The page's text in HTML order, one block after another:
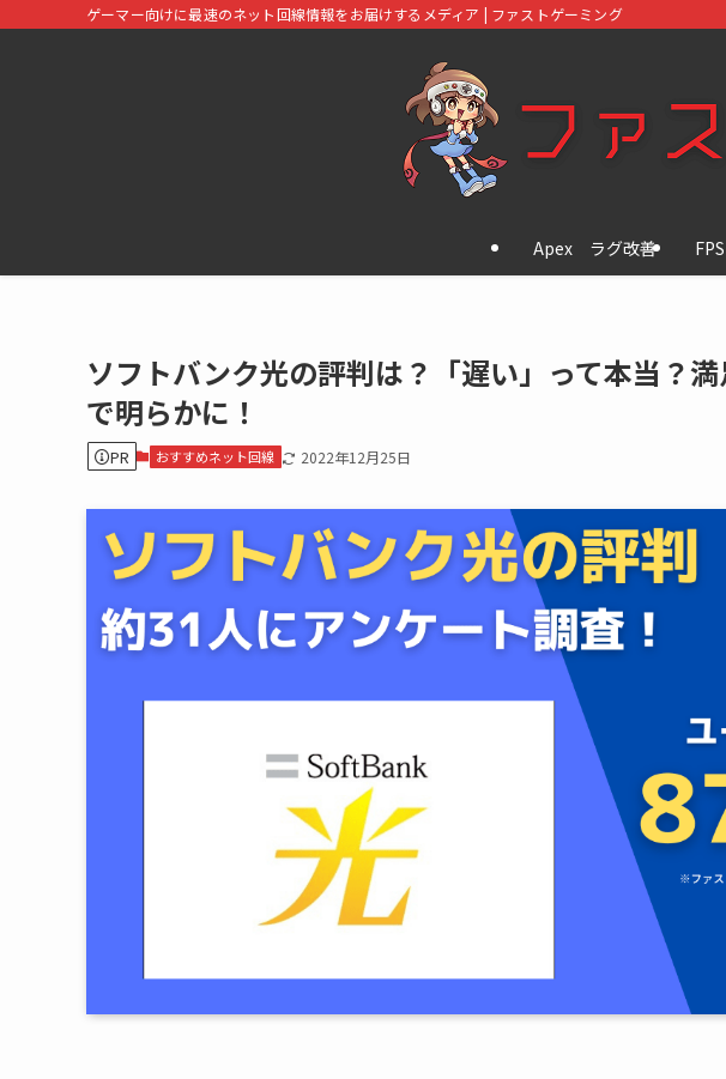
ゲーマー向けに最速のネット回線情報をお届けするメディア | ファストゲーミング
Apex ラグ改善
ソフトバンク光の評判は？「遅い」って本当？
で明らかに！
PR おすすめネット回線 2022年12月25日